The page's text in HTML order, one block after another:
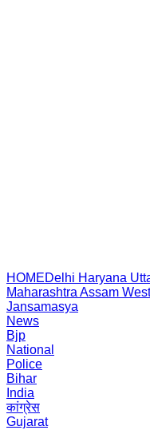
HOMEDelhi Haryana
Maharashtra Assam
Jansamasya
News
Bjp
National
Police
Bihar
India
कांग्रेस
Gujarat